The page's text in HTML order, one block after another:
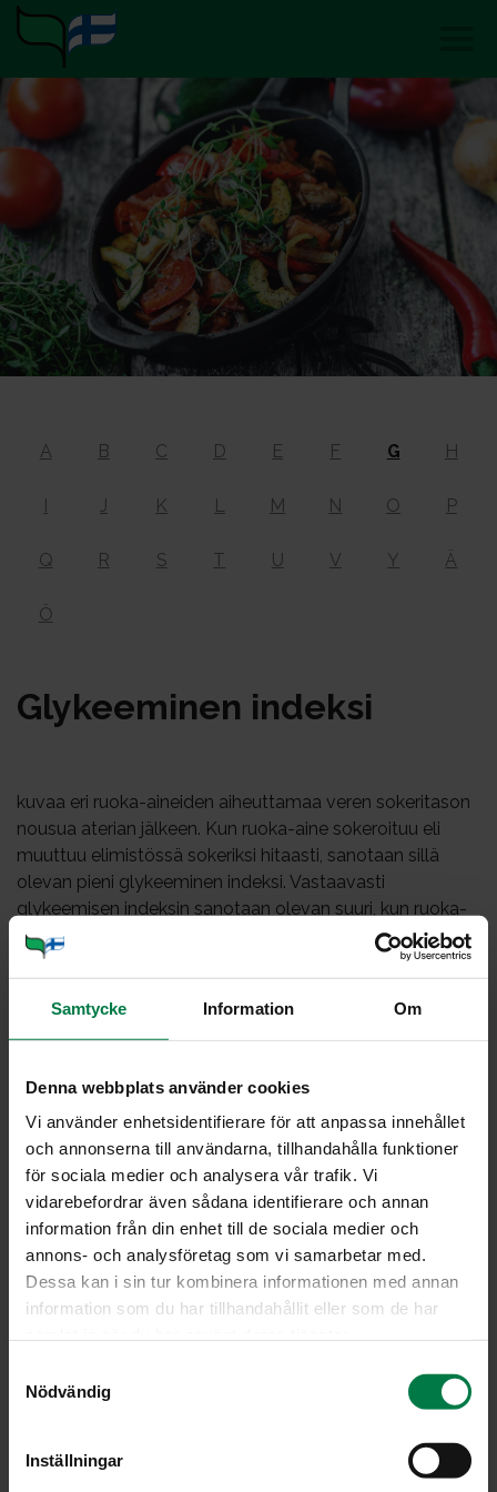
Samtycke Information Om
Denna webbplats använder cookies
Vi använder enhetsidentifierare för att anpassa innehållet
och annonserna till användarna, tillhandahålla funktioner
för sociala medier och analysera vår trafik. Vi
vidarebefordrar även sådana identifierare och annan
information från din enhet till de sociala medier och
annons- och analysföretag som vi samarbetar med.
Dessa kan i sin tur kombinera informationen med annan
information som du har tillhandahållit eller som de har
Nödvändig
Inställningar
A B C D E F G H
I J K L M N O P
Q R S T U V Y Ä
Ö
Gly­kee­mi­nen in­dek­si
kuvaa eri ruoka-aineiden aiheuttamaa veren sokeritason
nousua aterian jälkeen. Kun ruoka-aine sokeroituu eli
muuttuu elimistössä sokeriksi hitaasti, sanotaan sillä
olevan pieni glykeeminen indeksi. Vastaavasti
glykeemisen indeksin sanotaan olevan suuri, kun ruoka-
aine sokeroituu nopeasti. Glukoosin tai vaalean leivän
aiheuttamaa verensokerin nousun nopeutta pidetään
Indeksiin vaikuttaa ruoka-aineiden tärkkelyksen rakenne,
geeliytyvää kuitua, sen glykeeminen indeksi on pieni.
Kasvisten kypsentäminen muuttaa tärkkelyksen ja
kuidun paremmin sulaviksi, joten kypsentämättömät
kasvikset ja vihannekset muuttuvat sokeriksi hitaammin
kuin keitetyt.
Ravinnon sisältämä rasva ja proteiini hidastavat mahan
tyhjenemistä ja hiilihydraattien imeytymistä. Tämän
vuoksi eri ruoka-aineiden väliset glykeemisten indeksien
erot pienenevät aterialla, jossa on useita aineksia.
Diabeteksen hoidossa on joissain tutkimuksissa saatu
parempia hoitotuloksia, kun nopeasti sokeroituvia ruokia
on käytetty niukasti. Normaalissa ruokavaliossa ei
On hyvä myös muistaa, että glykeeminen indeksi kertoo